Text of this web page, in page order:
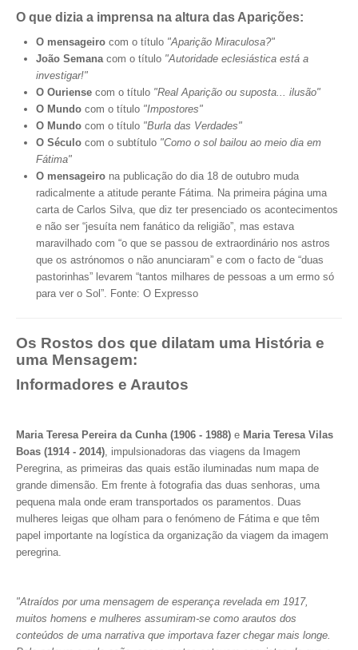
O que dizia a imprensa na altura das Aparições:
O mensageiro com o título "Aparição Miraculosa?"
João Semana com o título "Autoridade eclesiástica está a
investigar!"
O Ouriense com o título "Real Aparição ou suposta... ilusão"
O Mundo com o título "Impostores"
O Mundo com o título "Burla das Verdades"
O Século com o subtítulo "Como o sol bailou ao meio dia em
Fátima"
O mensageiro na publicação do dia 18 de outubro muda
radicalmente a atitude perante Fátima. Na primeira página uma
carta de Carlos Silva, que diz ter presenciado os acontecimentos
e não ser “jesuíta nem fanático da religião”, mas estava
maravilhado com “o que se passou de extraordinário nos astros
que os astrónomos o não anunciaram” e com o facto de “duas
pastorinhas” levarem “tantos milhares de pessoas a um ermo só
para ver o Sol”. Fonte: O Expresso
Os Rostos dos que dilatam uma História e
uma Mensagem:
Informadores e Arautos
Maria Teresa Pereira da Cunha (1906 - 1988) e Maria Teresa Vilas
Boas (1914 - 2014), impulsionadoras das viagens da Imagem
Peregrina, as primeiras das quais estão iluminadas num mapa de
grande dimensão. Em frente à fotografia das duas senhoras, uma
pequena mala onde eram transportados os paramentos. Duas
mulheres leigas que olham para o fenómeno de Fátima e que têm
papel importante na logística da organização da viagem da imagem
peregrina.
"Atraídos por uma mensagem de esperança revelada em 1917,
muitos homens e mulheres assumiram-se como arautos dos
conteúdos de uma narrativa que importava fazer chegar mais longe.